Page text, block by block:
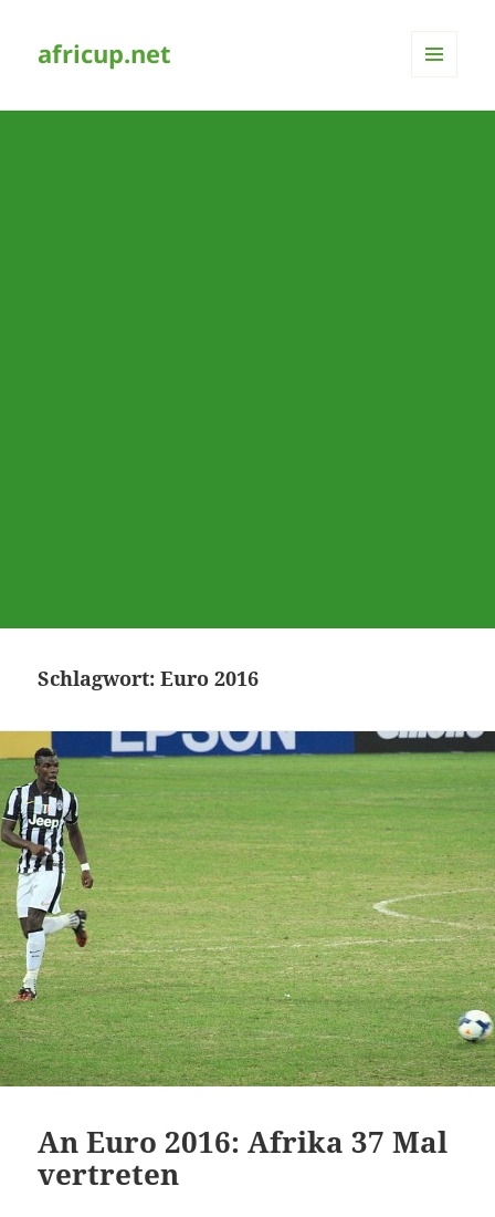
africup.net
Schlagwort:Euro 2016
An Euro 2016: Afrika 37 Mal
vertreten